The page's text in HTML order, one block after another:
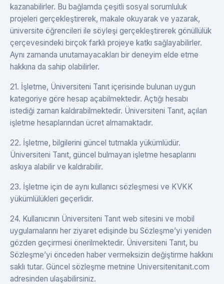
kazanabilirler. Bu bağlamda çeşitli sosyal sorumluluk
projeleri gerçekleştirerek, makale okuyarak ve yazarak,
üniversite öğrencileri ile söyleşi gerçekleştirerek gönüllülük
çerçevesindeki birçok farklı projeye katkı sağlayabilirler.
Aynı zamanda unutamayacakları bir deneyim elde etme
hakkına da sahip olabilirler.
21. İşletme, Üniversiteni Tanıt içerisinde bulunan uygun
kategoriye göre hesap açabilmektedir. Açtığı hesabı
istediği zaman kaldırabilmektedir. Üniversiteni Tanıt, açılan
işletme hesaplarından ücret almamaktadır.
22. İşletme, bilgilerini güncel tutmakla yükümlüdür.
Üniversiteni Tanıt, güncel bulmayan işletme hesaplarını
askıya alabilir ve kaldırabilir.
23. İşletme için de aynı kullanıcı sözleşmesi ve KVKK
yükümlülükleri geçerlidir.
24. Kullanıcının Üniversiteni Tanıt web sitesini ve mobil
uygulamalarını her ziyaret edişinde bu Sözleşme’yi yeniden
gözden geçirmesi önerilmektedir. Üniversiteni Tanıt, bu
Sözleşme’yi önceden haber vermeksizin değiştirme hakkını
saklı tutar. Güncel sözleşme metnine Universitenitanit.com
adresinden ulaşabilirsiniz.